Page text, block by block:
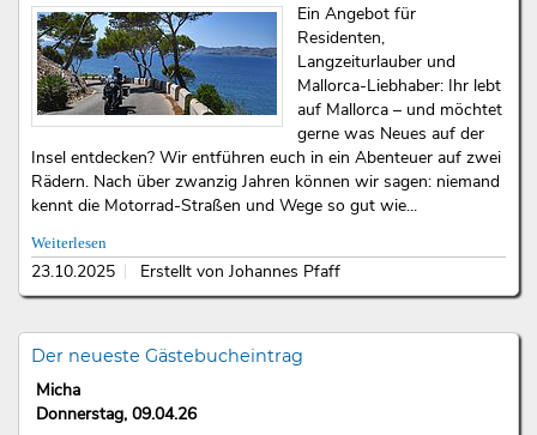
Ein Angebot für
Residenten,
Langzeiturlauber und
Mallorca-Liebhaber: Ihr lebt
auf Mallorca – und möchtet
gerne was Neues auf der
Insel entdecken? Wir entführen euch in ein Abenteuer auf zwei
Rädern. Nach über zwanzig Jahren können wir sagen: niemand
kennt die Motorrad-Straßen und Wege so gut wie...
Weiterlesen
23.10.2025 Erstellt von Johannes Pfaff
Der neueste Gästebucheintrag
Micha
Donnerstag, 09.04.26